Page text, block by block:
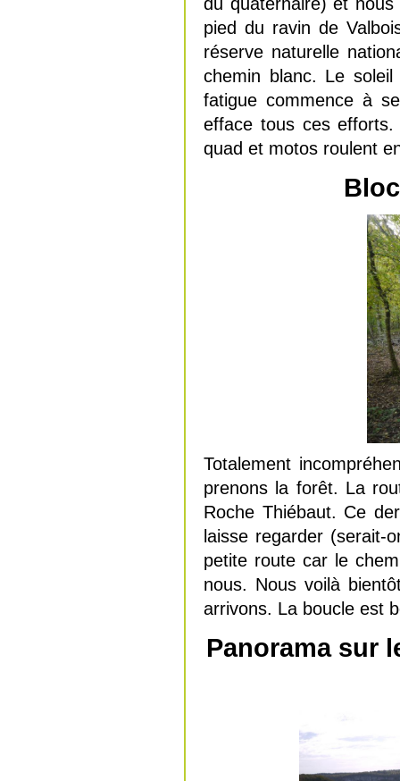
pied du ravin de
réserve naturelle
chemin blanc. Le
fatigue commence à
efface tous ces
quad et motos roulent
Totalement
prenons la forêt. La
Roche Thiébaut. Ce
laisse regarder (serait-
petite route car le
nous. Nous voilà
arrivons. La boucle est
Panorama sur